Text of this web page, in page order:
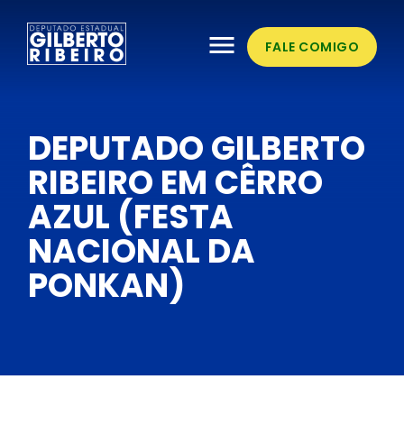
FALE COMIGO
menu
DEPUTADO GILBERTO
RIBEIRO EM CÊRRO
AZUL (FESTA
NACIONAL DA
PONKAN)